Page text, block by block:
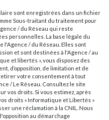
sont enregistrées dans un fichier
Sous-traitant du traitement pour
/ du Réseau qui reste
personnelles. La base légale du
/ du Réseau. Elles sont
et sont destinées à l'Agence / au
et libertés », vous disposez des
d’opposition, de limitation et de
votre consentement à tout
/ Le Réseau. Consultez le site
vos droits. Si vous estimez, après
droits « Informatique et Libertés »
une réclamation à la CNIL. Nous
au démarchage